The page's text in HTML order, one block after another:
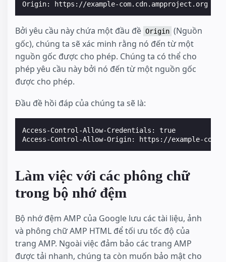
Bởi yêu cầu này chứa một đầu đề Origin (Nguồn
gốc), chúng ta sẽ xác minh rằng nó đến từ một
nguồn gốc được cho phép. Chúng ta có thể cho
phép yêu cầu này bởi nó đến từ một nguồn gốc
được cho phép.
Đầu đề hồi đáp của chúng ta sẽ là:
Access-Control-Allow-Credentials: true
Làm việc với các phông chữ
trong bộ nhớ đệm
Bộ nhớ đệm AMP của Google lưu các tài liệu, ảnh
và phông chữ AMP HTML để tối ưu tốc độ của
trang AMP. Ngoài việc đảm bảo các trang AMP
được tải nhanh, chúng ta còn muốn bảo mật cho